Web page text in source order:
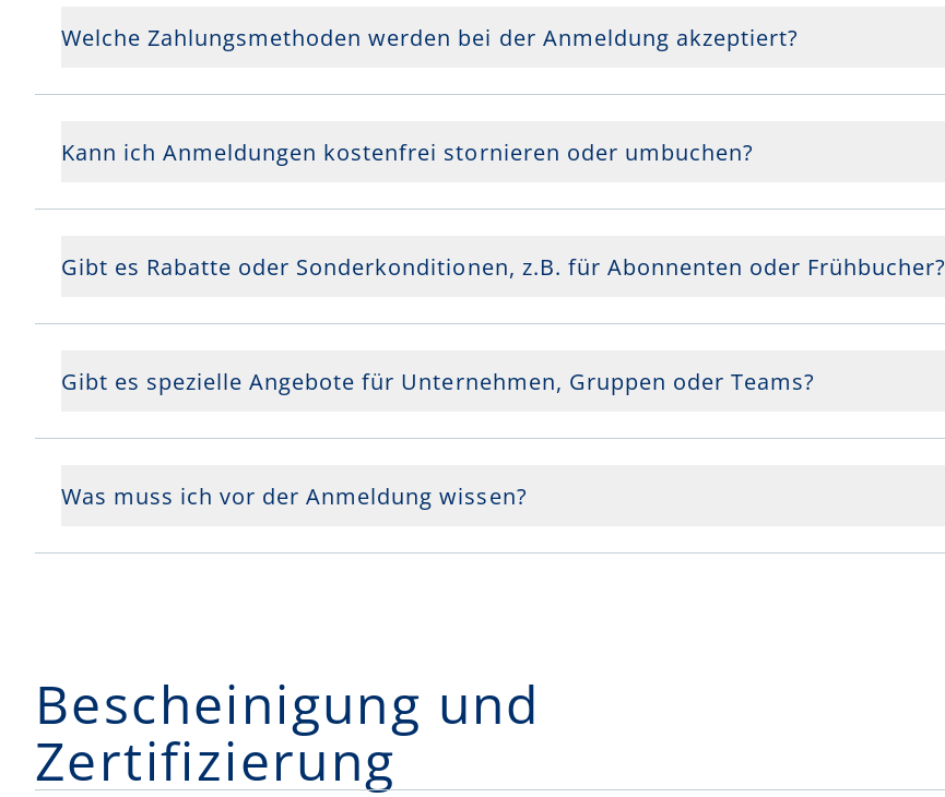
Welche Zahlungsmethoden werden bei der Anmeldung akzeptiert?
Kann ich Anmeldungen kostenfrei stornieren oder umbuchen?
Gibt es Rabatte oder Sonderkonditionen, z.B. für Abonnenten oder Frühbucher?
Gibt es spezielle Angebote für Unternehmen, Gruppen oder Teams?
Was muss ich vor der Anmeldung wissen?
Bescheinigung und
Zertifizierung